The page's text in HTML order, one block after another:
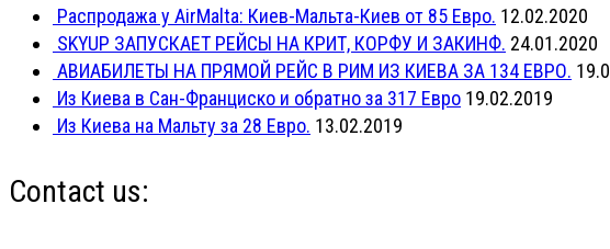
Распродажа у AirMalta: Киев-Мальта-Киев от 85 Евро. 12.02.2020
SKYUP ЗАПУСКАЕТ РЕЙСЫ НА КРИТ, КОРФУ И ЗАКИНФ. 24.01.2020
АВИАБИЛЕТЫ НА ПРЯМОЙ РЕЙС В РИМ ИЗ КИЕВА ЗА 134 ЕВРО.
Из Киева в Сан-Франциско и обратно за 317 Евро 19.02.2019
Из Киева на Мальту за 28 Евро. 13.02.2019
Contact us: